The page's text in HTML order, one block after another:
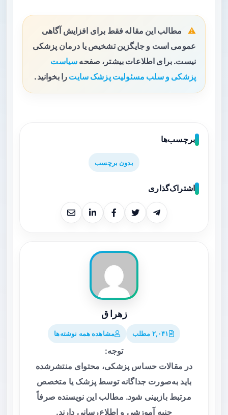
مطالب این مقاله فقط برای افزایش آگاهی
عمومی است و جایگزین تشخیص یا درمان پزشکی
نیست. برای اطلاعات بیشتر، صفحه سیاست
پزشکی و سلب مسئولیت پزشک سایت را بخوانید.
برچسب‌ها
بدون برچسب
اشتراک‌گذاری
زهرا ق
۲,۰۴۱ مطلب مشاهده همه نوشته‌ها
توجه:
در مقالات حساس پزشکی، محتوای منتشرشده
باید به‌صورت جداگانه توسط پزشک یا متخصص
مرتبط بازبینی شود. مطالب این نویسنده صرفاً
جنبه آموزشی و اطلاع‌رسانی دارند.